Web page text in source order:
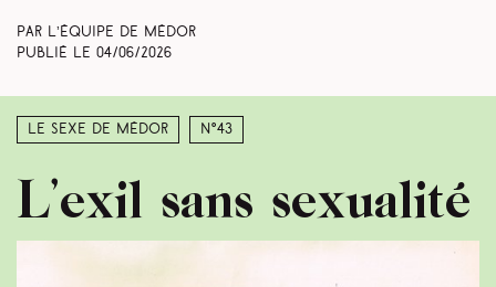
Par L’équipe de Médor
Publié le 04/06/2026
Le sexe de Médor N°43
L’exil sans sexualité